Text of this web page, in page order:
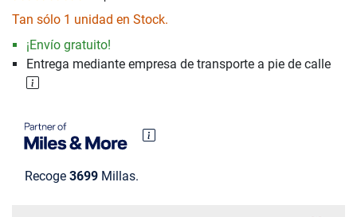
Tan sólo 1 unidad en Stock.
¡Envío gratuito!
Entrega mediante empresa de transporte a pie de calle
Recoge 3699 Millas.